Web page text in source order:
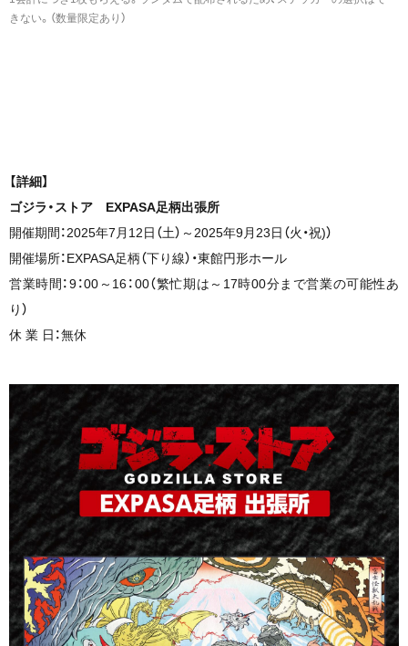
きない。（数量限定あり）
【詳細】
ゴジラ・ストア EXPASA足柄出張所
開催期間：2025年7月12日（土）～2025年9月23日（火・祝)）
開催場所：EXPASA足柄（下り線）・東館円形ホール
営業時間：9：00～16：00（繁忙期は～17時00分まで営業の可能性あ
り）
休 業 日：無休